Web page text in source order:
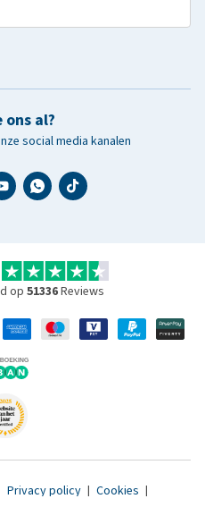
ons al?
social media kanalen
op 51336Reviews
Privacy policy | Cookies |